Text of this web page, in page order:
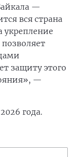
—
вся страна
укрепление
позволяет
защиту этого
—
года.